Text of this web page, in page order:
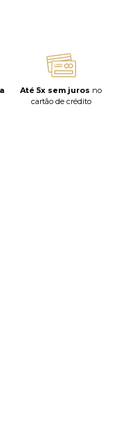
Até 5x sem juros no
cartão de crédito